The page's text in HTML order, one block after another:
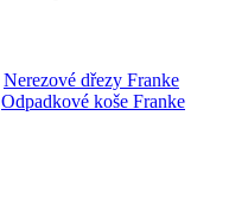
Nerezové dřezy Franke
Odpadkové koše Franke